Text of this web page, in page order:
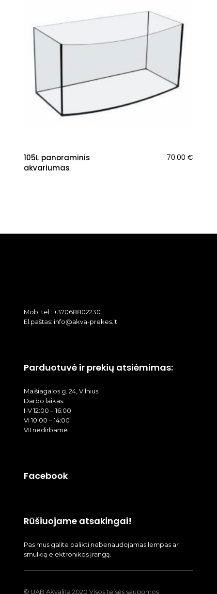
105L panoraminis
akvariumas
70.00 €
Mob. tel.: +37068802230
El.paštas: info@akva-prekes.lt
Parduotuvė ir prekių atsiėmimas:
Maišiagalos g. 24, Vilnius
Darbo laikas:
I-V 12:00 – 16:00
VI 10:00 – 14:00
VII nedirbame
Facebook
Rūšiuojame atsakingai!
Pas mus galite palikti nebenaudojamas lempas ar
smulkią elektronikos įrangą.
© UAB Akvalita 2020 Visos teisės saugomos